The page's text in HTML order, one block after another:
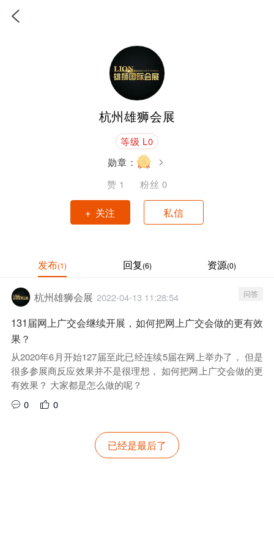
杭州雄狮会展
等级 L0
勋章：
赞 1 粉丝 0
+ 关注 私信
发布(1) 回复(6) 资源(0)
杭州雄狮会展 2022-04-13 11:28:54 问答
131届网上广交会继续开展，如何把网上广交会做的更有效
果？
从2020年6月开始127届至此已经连续5届在网上举办了， 但是
很多参展商反应效果并不是很理想， 如何把网上广交会做的更
有效果？ 大家都是怎么做的呢？
0
0
已经是最后了